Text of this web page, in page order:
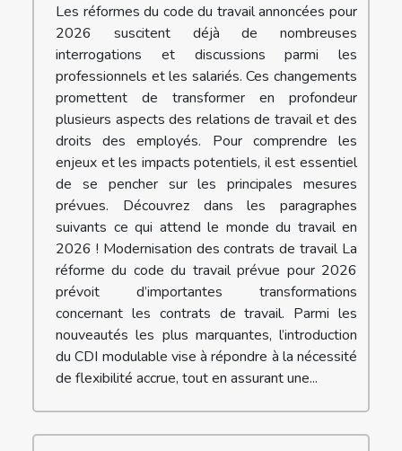
Les réformes du code du travail annoncées pour
2026 suscitent déjà de nombreuses
interrogations et discussions parmi les
professionnels et les salariés. Ces changements
promettent de transformer en profondeur
plusieurs aspects des relations de travail et des
droits des employés. Pour comprendre les
enjeux et les impacts potentiels, il est essentiel
de se pencher sur les principales mesures
prévues. Découvrez dans les paragraphes
suivants ce qui attend le monde du travail en
2026 ! Modernisation des contrats de travail La
réforme du code du travail prévue pour 2026
prévoit d’importantes transformations
concernant les contrats de travail. Parmi les
nouveautés les plus marquantes, l’introduction
du CDI modulable vise à répondre à la nécessité
de flexibilité accrue, tout en assurant une...